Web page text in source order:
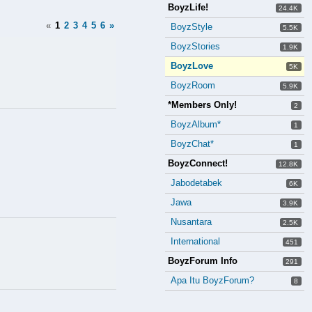
24.4K
BoyzLife!
5.5K
BoyzStyle
1.9K
BoyzStories
5K
BoyzLove
5.9K
BoyzRoom
2
*Members Only!
1
BoyzAlbum*
1
BoyzChat*
12.8K
BoyzConnect!
6K
Jabodetabek
3.9K
Jawa
2.5K
Nusantara
451
International
291
BoyzForum Info
8
Apa Itu BoyzForum?
« 1 2 3 4 5 6 »